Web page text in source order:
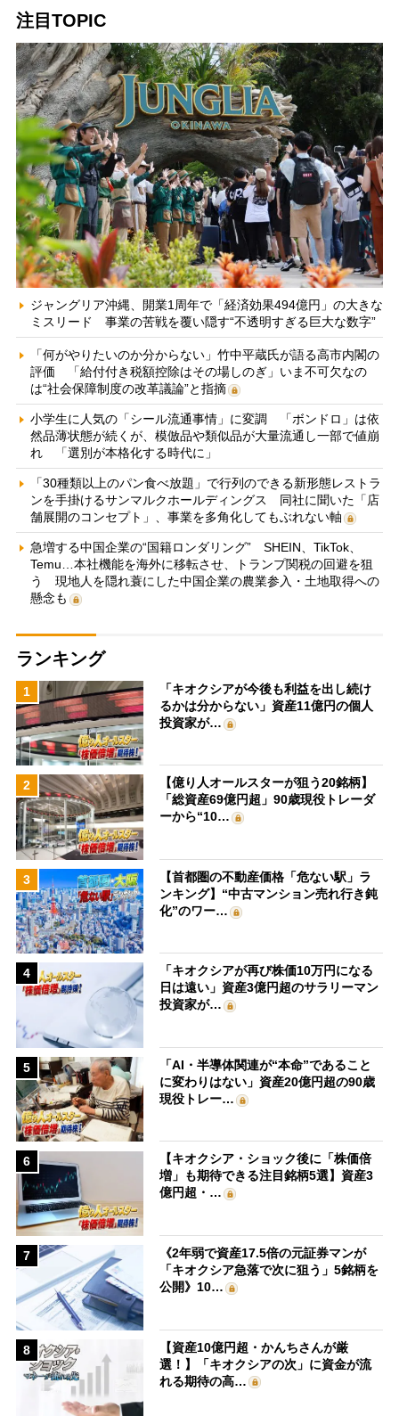
注目TOPIC
ジャングリア沖縄、開業1周年で「経済効果494億円」の大きな
ミスリード 事業の苦戦を覆い隠す“不透明すぎる巨大な数字”
「何がやりたいのか分からない」竹中平蔵氏が語る高市内閣の
評価 「給付付き税額控除はその場しのぎ」いま不可欠なの
は“社会保障制度の改革議論”と指摘
小学生に人気の「シール流通事情」に変調 「ボンドロ」は依
然品薄状態が続くが、模倣品や類似品が大量流通し一部で値崩
れ 「選別が本格化する時代に」
「30種類以上のパン食べ放題」で行列のできる新形態レストラ
ンを手掛けるサンマルクホールディングス 同社に聞いた「店
舗展開のコンセプト」、事業を多角化してもぶれない軸
急増する中国企業の“国籍ロンダリング” SHEIN、TikTok、
Temu…本社機能を海外に移転させ、トランプ関税の回避を狙
う 現地人を隠れ蓑にした中国企業の農業参入・土地取得への
懸念も
ランキング
1
「キオクシアが今後も利益を出し続け
るかは分からない」資産11億円の個人
投資家が…
2
【億り人オールスターが狙う20銘柄】
「総資産69億円超」90歳現役トレーダ
ーから“10…
3
【首都圏の不動産価格「危ない駅」ラ
ンキング】“中古マンション売れ行き鈍
化”のワー…
4
「キオクシアが再び株価10万円になる
日は遠い」資産3億円超のサラリーマン
投資家が…
5
「AI・半導体関連が“本命”であること
に変わりはない」資産20億円超の90歳
現役トレー…
6
【キオクシア・ショック後に「株価倍
増」も期待できる注目銘柄5選】資産3
億円超・…
7
《2年弱で資産17.5倍の元証券マンが
「キオクシア急落で次に狙う」5銘柄を
公開》10…
8
【資産10億円超・かんちさんが厳
選！】「キオクシアの次」に資金が流
れる期待の高…